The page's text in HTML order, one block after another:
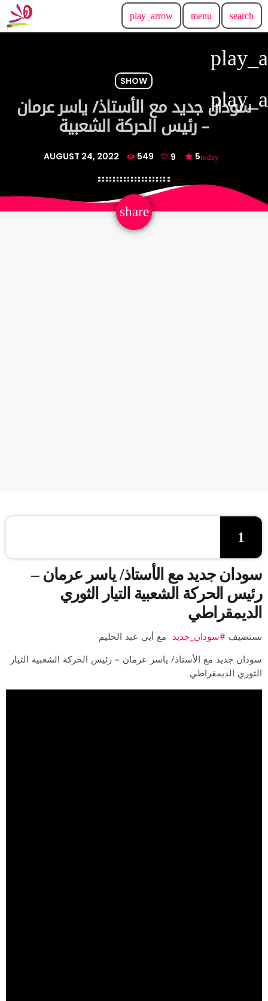
search
menu
play_arrow
SHOW
سودان جديد مع الأستاذ/ ياسر عرمان
– رئيس الحركة الشعبية
today
AUGUST 24, 2022 549 9 5
share
9
email
1
سودان جديد مع الأستاذ/ ياسر عرمان –
رئيس الحركة الشعبية التيار الثوري
الديمقراطي
نستضيف #سودان_جديد مع أبي عبد الحليم
سودان جديد مع الأستاذ/ ياسر عرمان – رئيس الحركة الشعبية التيار
الثوري الديمقراطي